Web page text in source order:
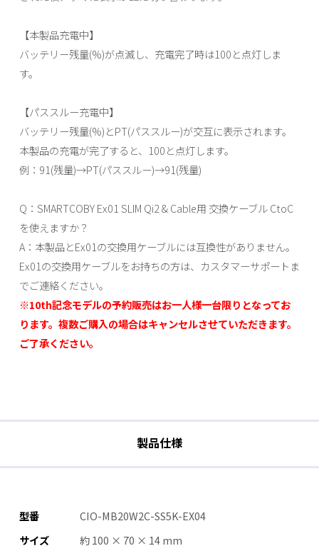
【本製品充電中】
バッテリー残量(%)が点滅し、充電完了時は100と点灯しま
す。
【パススルー充電中】
バッテリー残量(%)とPT(パススルー)が交互に表示されます。
本製品の充電が完了すると、100と点灯します。
例：91(残量)→PT(パススルー)→91(残量)
Q：SMARTCOBY Ex01 SLIM Qi2 & Cable用 交換ケーブル CtoC
を使えますか？
A：本製品とEx01の交換用ケーブルには互換性がありません。
Ex01の交換用ケーブルをお持ちの方は、カスタマーサポートま
でご連絡ください。
※10th記念モデルの予約販売はお一人様一台限りとなってお
ります。複数ご購入の場合はキャンセルさせていただきます。
ご了承ください。
製品仕様
型番
CIO-MB20W2C-SS5K-EX04
サイズ
約 100 × 70 × 14 mm